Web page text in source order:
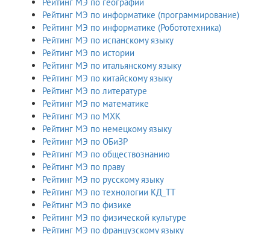
Рейтинг МЭ по информатике (программирование)
Рейтинг МЭ по информатике (Робототехника)
Рейтинг МЭ по испанскому языку
Рейтинг МЭ по истории
Рейтинг МЭ по итальянскому языку
Рейтинг МЭ по китайскому языку
Рейтинг МЭ по литературе
Рейтинг МЭ по математике
Рейтинг МЭ по МХК
Рейтинг МЭ по немецкому языку
Рейтинг МЭ по ОБиЗР
Рейтинг МЭ по обществознанию
Рейтинг МЭ по праву
Рейтинг МЭ по русскому языку
Рейтинг МЭ по технологии КД_ТТ
Рейтинг МЭ по физике
Рейтинг МЭ по физической культуре
Рейтинг МЭ по французскому языку